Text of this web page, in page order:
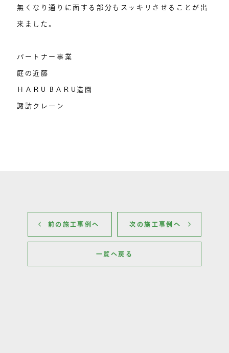
無くなり通りに面する部分もスッキリさせることが出
来ました。
パートナー事業
庭の近藤
ＨＡＲU BＡＲU造園
諏訪クレーン
前の施工事例へ 次の施工事例へ
一覧へ戻る